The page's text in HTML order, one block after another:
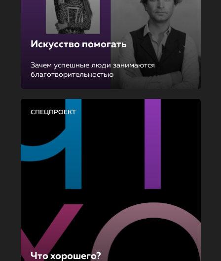
Искусство помогать
Зачем успешные люди занимаются
благотворительностью
СПЕЦПРОЕКТ
Что хорошего?